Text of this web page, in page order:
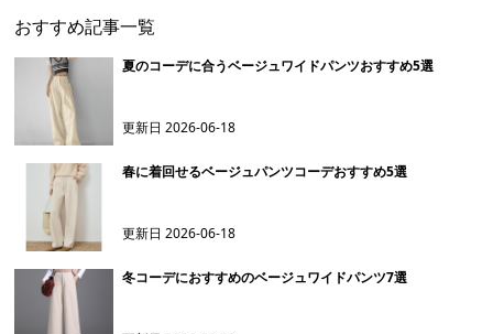
おすすめ記事一覧
夏のコーデに合うベージュワイドパンツおすすめ5選
更新日2026-06-18
春に着回せるベージュパンツコーデおすすめ5選
更新日2026-06-18
冬コーデにおすすめのベージュワイドパンツ7選